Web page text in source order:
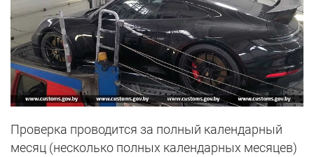
Проверка проводится за полный календарный
месяц (несколько полных календарных месяцев)